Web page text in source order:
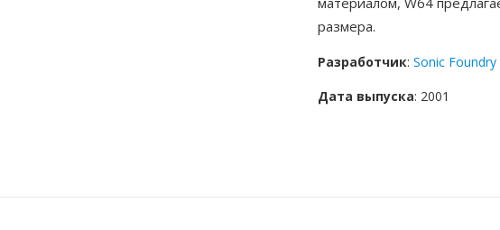
размера.
Разработчик: Sonic Foundry
Дата выпуска: 2001